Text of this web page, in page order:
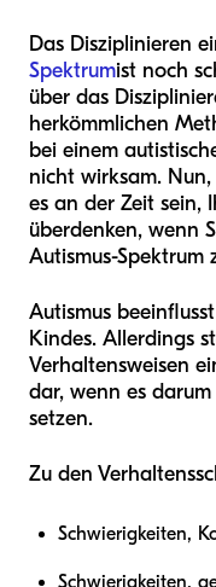
Das Disziplinieren
Spektrumist noch
über das
herkömmlichen
bei einem
nicht wirksam.
es an der Zeit sein,
überdenken, wenn
Autismus-Spektrum
Autismus
Kindes. Allerdings
Verhaltensweisen
dar, wenn es
setzen.
Zu den
Schwierigkeiten,
Schwierigkeiten,